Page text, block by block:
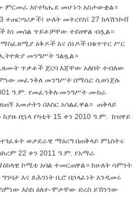
እየተካሔደ መሆኑን አስታውቋል።
ተጠርጣሪዎች፤ ሁለት መትረየስ፤ 27 ክላሽንኮቭ
ከነ መሰል ጥይቶቻቸው ተይዘዋል ብሏል።
ዕቅዶች እና ሰነዶች በቁጥጥር ሥር
መንግሥት ገልጿል።
ጥቃቶች ጀርባ እጃቸው አለበት ተብለው
መፈንቅለ መንግሥት በማሴር ሲወነጀሉ
ዓ.ም. የመፈንቅለ-መንግሥት ሙከራ
አመታትን በእስር አሳልፈዋል። ጠቅላይ
በኋላ የካቲት 15 ቀን 2010 ዓ.ም. ከዝዋይ
ወታደራዊ ማዕረግ በጠቅላይ ምኒስትሩ
22 ቀን 2011 ዓ.ም. የአማራ
ኮሚቴ አባል ተመርጠዋል። ከሁለት ሳምንት
እና ደሕንነት ቢሮ በኃላፊነት እንዲመሩ
እስከ ዕለተ-ሞታቸው ድረስ ይኸንንው